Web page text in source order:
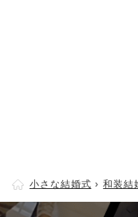
小さな結婚式 和装結